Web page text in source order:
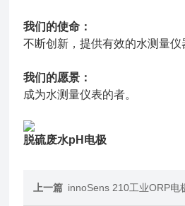
我们的使命：
不断创新，提供有效的水测量仪
我们的愿景：
成为水测量仪表的者。
脱硫废水pH电极
上一篇 innoSens 210工业ORP电